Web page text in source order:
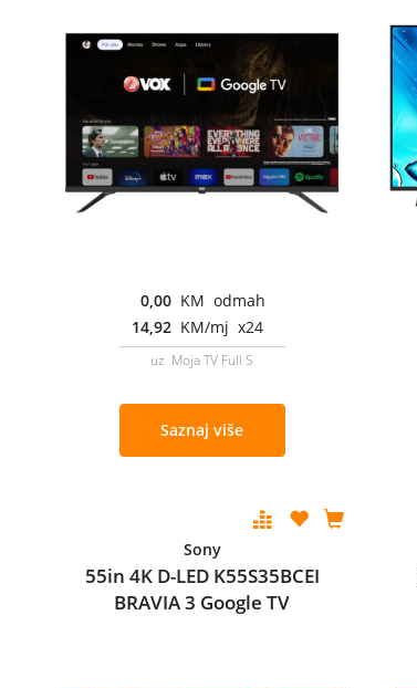
0,00 KM odmah
14,92 KM/mj x24
uz Moja TV Full S
Saznaj više
Sony
55in 4K D-LED K55S35BCEI
BRAVIA 3 Google TV